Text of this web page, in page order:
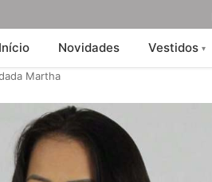
Início Novidades Vestidos
Martha